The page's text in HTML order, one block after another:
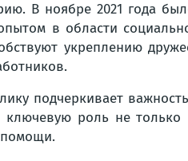
В ноябре 2021 года
в области
укреплению
подчеркивает
ключевую роль не